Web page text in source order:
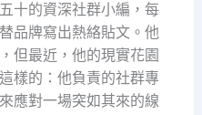
十的資深社群小編，每
品牌寫出熱絡貼文。他
但最近，他的現實花園
樣的：他負責的社群專
應對一場突如其來的線